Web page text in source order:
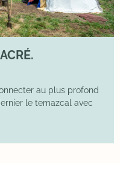
au plus profond
le temazcal avec